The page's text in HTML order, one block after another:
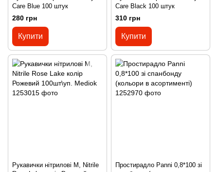
Care Blue 100 штук
280 грн
Купити
Care Black 100 штук
310 грн
Купити
Рукавички нітрилові M, Nitrile
Простирадло Panni 0,8*100 зі